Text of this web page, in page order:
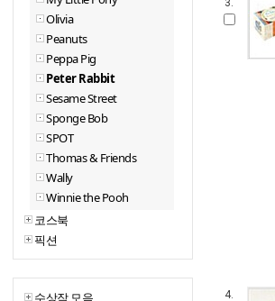
Olivia
Peanuts
Peppa Pig
Peter Rabbit
Sesame Street
Sponge Bob
SPOT
Thomas & Friends
Wally
Winnie the Pooh
코스북
픽션
수상작 모음
3.
4.